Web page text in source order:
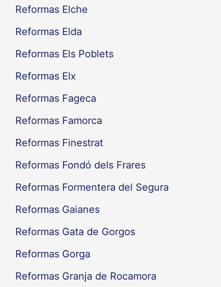
Reformas Elche
Reformas Elda
Reformas Els Poblets
Reformas Elx
Reformas Fageca
Reformas Famorca
Reformas Finestrat
Reformas Fondó dels Frares
Reformas Formentera del Segura
Reformas Gaianes
Reformas Gata de Gorgos
Reformas Gorga
Reformas Granja de Rocamora